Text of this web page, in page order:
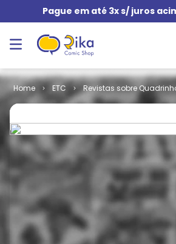
Pague em até 3x s/ juros
ETC Revistas sobre